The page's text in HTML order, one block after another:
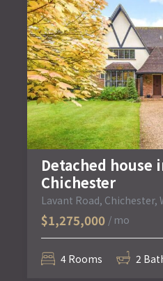
Detached house
Chichester
Lavant Road, Chichester,
$1,275,000 / mo
4 Rooms 2